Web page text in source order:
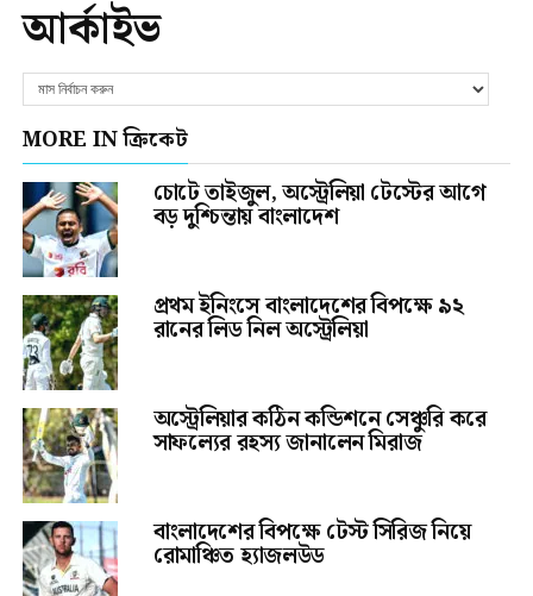
আর্কাইভ
MORE IN ক্রিকেট
চোটে তাইজুল, অস্ট্রেলিয়া টেস্টের আগে
বড় দুশ্চিন্তায় বাংলাদেশ
প্রথম ইনিংসে বাংলাদেশের বিপক্ষে ৯২
রানের লিড নিল অস্ট্রেলিয়া
অস্ট্রেলিয়ার কঠিন কন্ডিশনে সেঞ্চুরি করে
সাফল্যের রহস্য জানালেন মিরাজ
বাংলাদেশের বিপক্ষে টেস্ট সিরিজ নিয়ে
রোমাঞ্চিত হ্যাজলউড